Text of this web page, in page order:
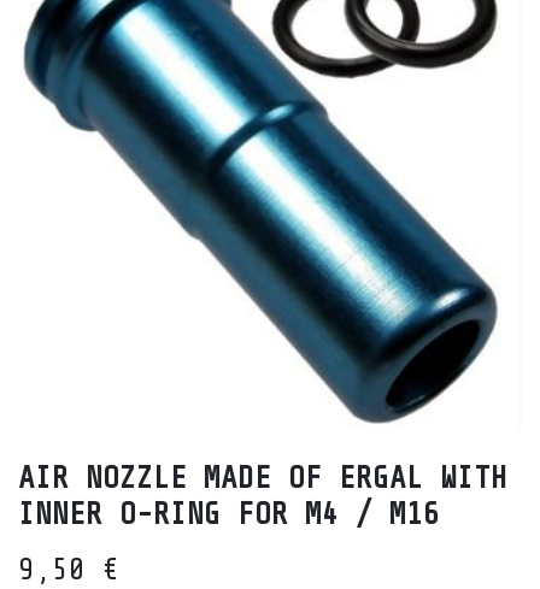
AIR NOZZLE MADE OF ERGAL WITH
INNER O-RING FOR M4 / M16
9,50
€